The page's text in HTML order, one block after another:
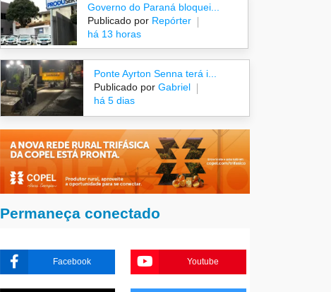
Governo do Paraná bloquei...
Publicado porRepórter
há 13 horas
Ponte Ayrton Senna terá i...
Publicado por Gabriel
há 5 dias
Permaneça conectado
Facebook Youtube